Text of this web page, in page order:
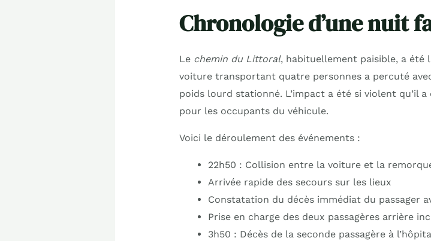
Chronologie d’une nuit
Le chemin du Littoral, habituellement paisible, a été
voiture transportant quatre personnes a percuté
poids lourd stationné. L’impact a été si violent qu’il
pour les occupants du véhicule.
Voici le déroulement des événements :
22h50 : Collision entre la voiture et la
Arrivée rapide des secours sur les lieux
Constatation du décès immédiat du passager
Prise en charge des deux passagères arrière
3h50 : Décès de la seconde passagère à